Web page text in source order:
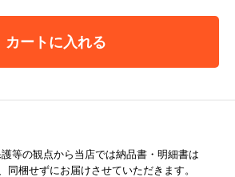
カートに入れる
等の観点から当店では納品書・明細書は
同梱せずにお届けさせていただきます。